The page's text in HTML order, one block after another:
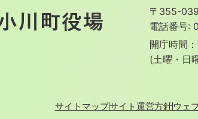
〒355-
電話番号:
開庁時間
(土曜・日
サイトマップサイト運営方針ウェ